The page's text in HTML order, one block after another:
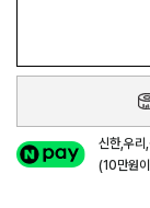
신한,우
(10만원